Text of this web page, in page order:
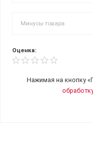
Оценка:
Нажимая на кнопку